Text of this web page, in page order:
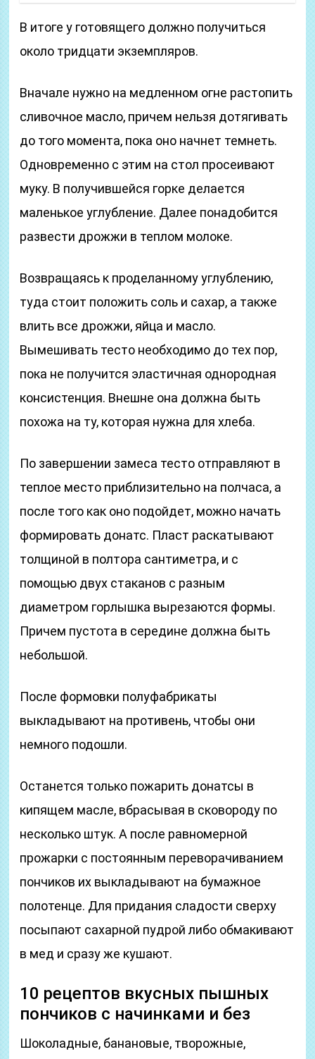
В итоге у готовящего должно получиться
около тридцати экземпляров.
Вначале нужно на медленном огне растопить
сливочное масло, причем нельзя дотягивать
до того момента, пока оно начнет темнеть.
Одновременно с этим на стол просеивают
муку. В получившейся горке делается
маленькое углубление. Далее понадобится
развести дрожжи в теплом молоке.
Возвращаясь к проделанному углублению,
туда стоит положить соль и сахар, а также
влить все дрожжи, яйца и масло.
Вымешивать тесто необходимо до тех пор,
пока не получится эластичная однородная
консистенция. Внешне она должна быть
похожа на ту, которая нужна для хлеба.
По завершении замеса тесто отправляют в
теплое место приблизительно на полчаса, а
после того как оно подойдет, можно начать
формировать донатс. Пласт раскатывают
толщиной в полтора сантиметра, и с
помощью двух стаканов с разным
диаметром горлышка вырезаются формы.
Причем пустота в середине должна быть
небольшой.
После формовки полуфабрикаты
выкладывают на противень, чтобы они
немного подошли.
Останется только пожарить донатсы в
кипящем масле, вбрасывая в сковороду по
несколько штук. А после равномерной
прожарки с постоянным переворачиванием
пончиков их выкладывают на бумажное
полотенце. Для придания сладости сверху
посыпают сахарной пудрой либо обмакивают
в мед и сразу же кушают.
10 рецептов вкусных пышных
пончиков с начинками и без
Шоколадные, банановые, творожные,